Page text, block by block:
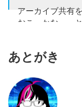
アーカイブ共有
おこっかな～～
— Nemoka-
November 11, 2025
あとがき